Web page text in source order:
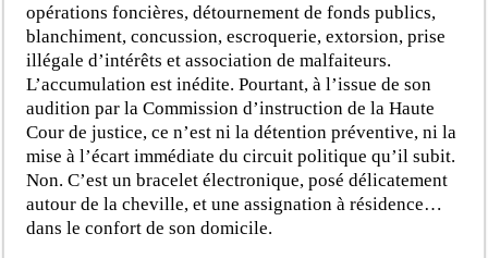
opérations foncières, détournement de fonds publics,
blanchiment, concussion, escroquerie, extorsion, prise
illégale d’intérêts et association de malfaiteurs.
L’accumulation est inédite. Pourtant, à l’issue de son
audition par la Commission d’instruction de la Haute
Cour de justice, ce n’est ni la détention préventive, ni la
mise à l’écart immédiate du circuit politique qu’il subit.
Non. C’est un bracelet électronique, posé délicatement
autour de la cheville, et une assignation à résidence…
dans le confort de son domicile.